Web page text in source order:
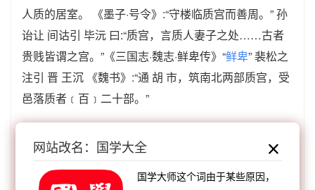
人质的居室。 《墨子·号令》:“守楼临质宫而善周。” 孙
诒让 间诂引 毕沅 曰:“质宫，言质人妻子之处……古者
贵贱皆谓之宫。”《三国志·魏志·鲜卑传》“鲜卑” 裴松之
注引 晋 王沉 《魏书》:“通 胡 市，筑南北两部质宫，受
邑落质者﹝百﹞二十部。”
参见：質宮
扫描版：「质宫」在《汉语大词典》第14237页 第10
网站改名：国学大全
国学大师这个词由于某些原因，